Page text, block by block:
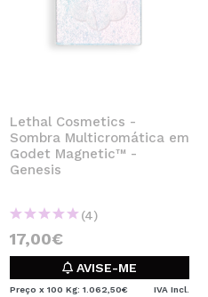
Lethal Cosmetics -
Sombra Multicromática em
Godet Magnetic™ -
Genesis
(4)
17,00€
AVISE-ME
Preço x 100 Kg: 1.062,50€ IVA Incl.